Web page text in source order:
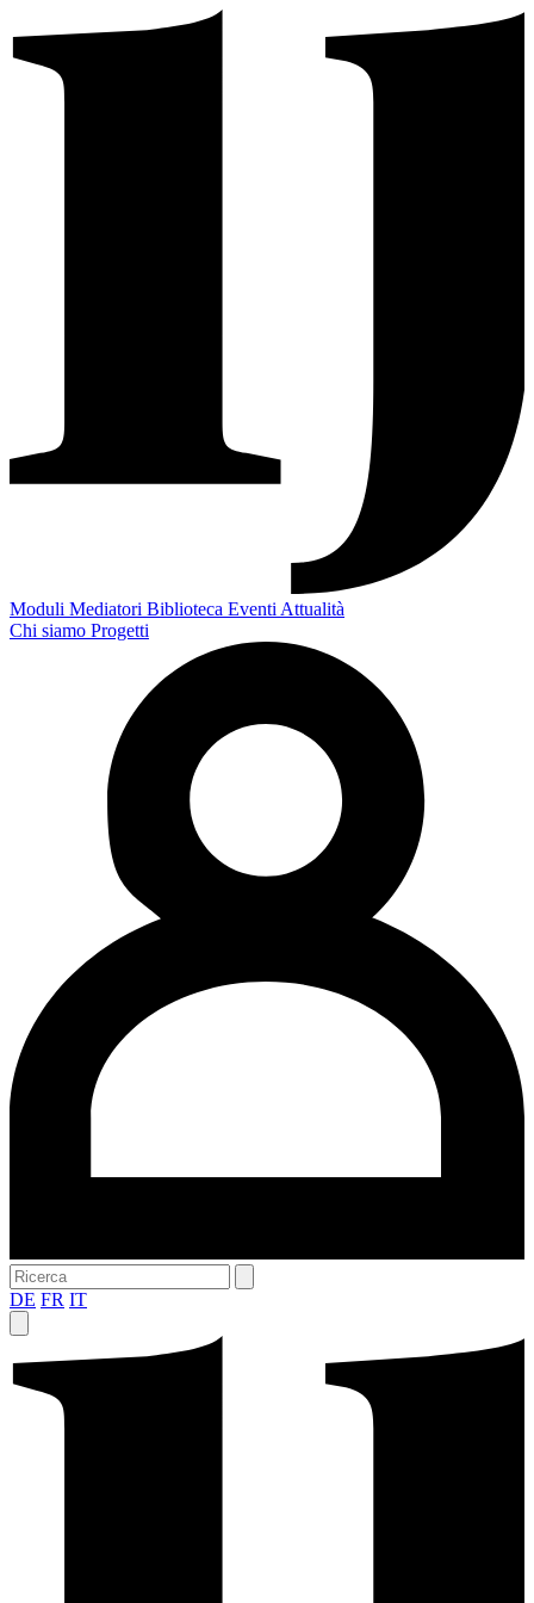
Moduli Mediatori Biblioteca Eventi Attualità
Chi siamo Progetti
DE FR IT